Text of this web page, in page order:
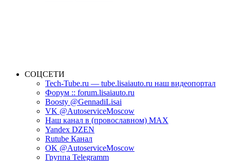
СОЦСЕТИ
Tech-Tube.ru — tube.lisaiauto.ru наш видеопортал
Форум :: forum.lisaiauto.ru
Boosty @GennadiLisai
VK @AutoserviceMoscow
Наш канал в (провославном) MAX
Yandex DZEN
Rutube Канал
OK @AutoserviceMoscow
Группа Telegramm